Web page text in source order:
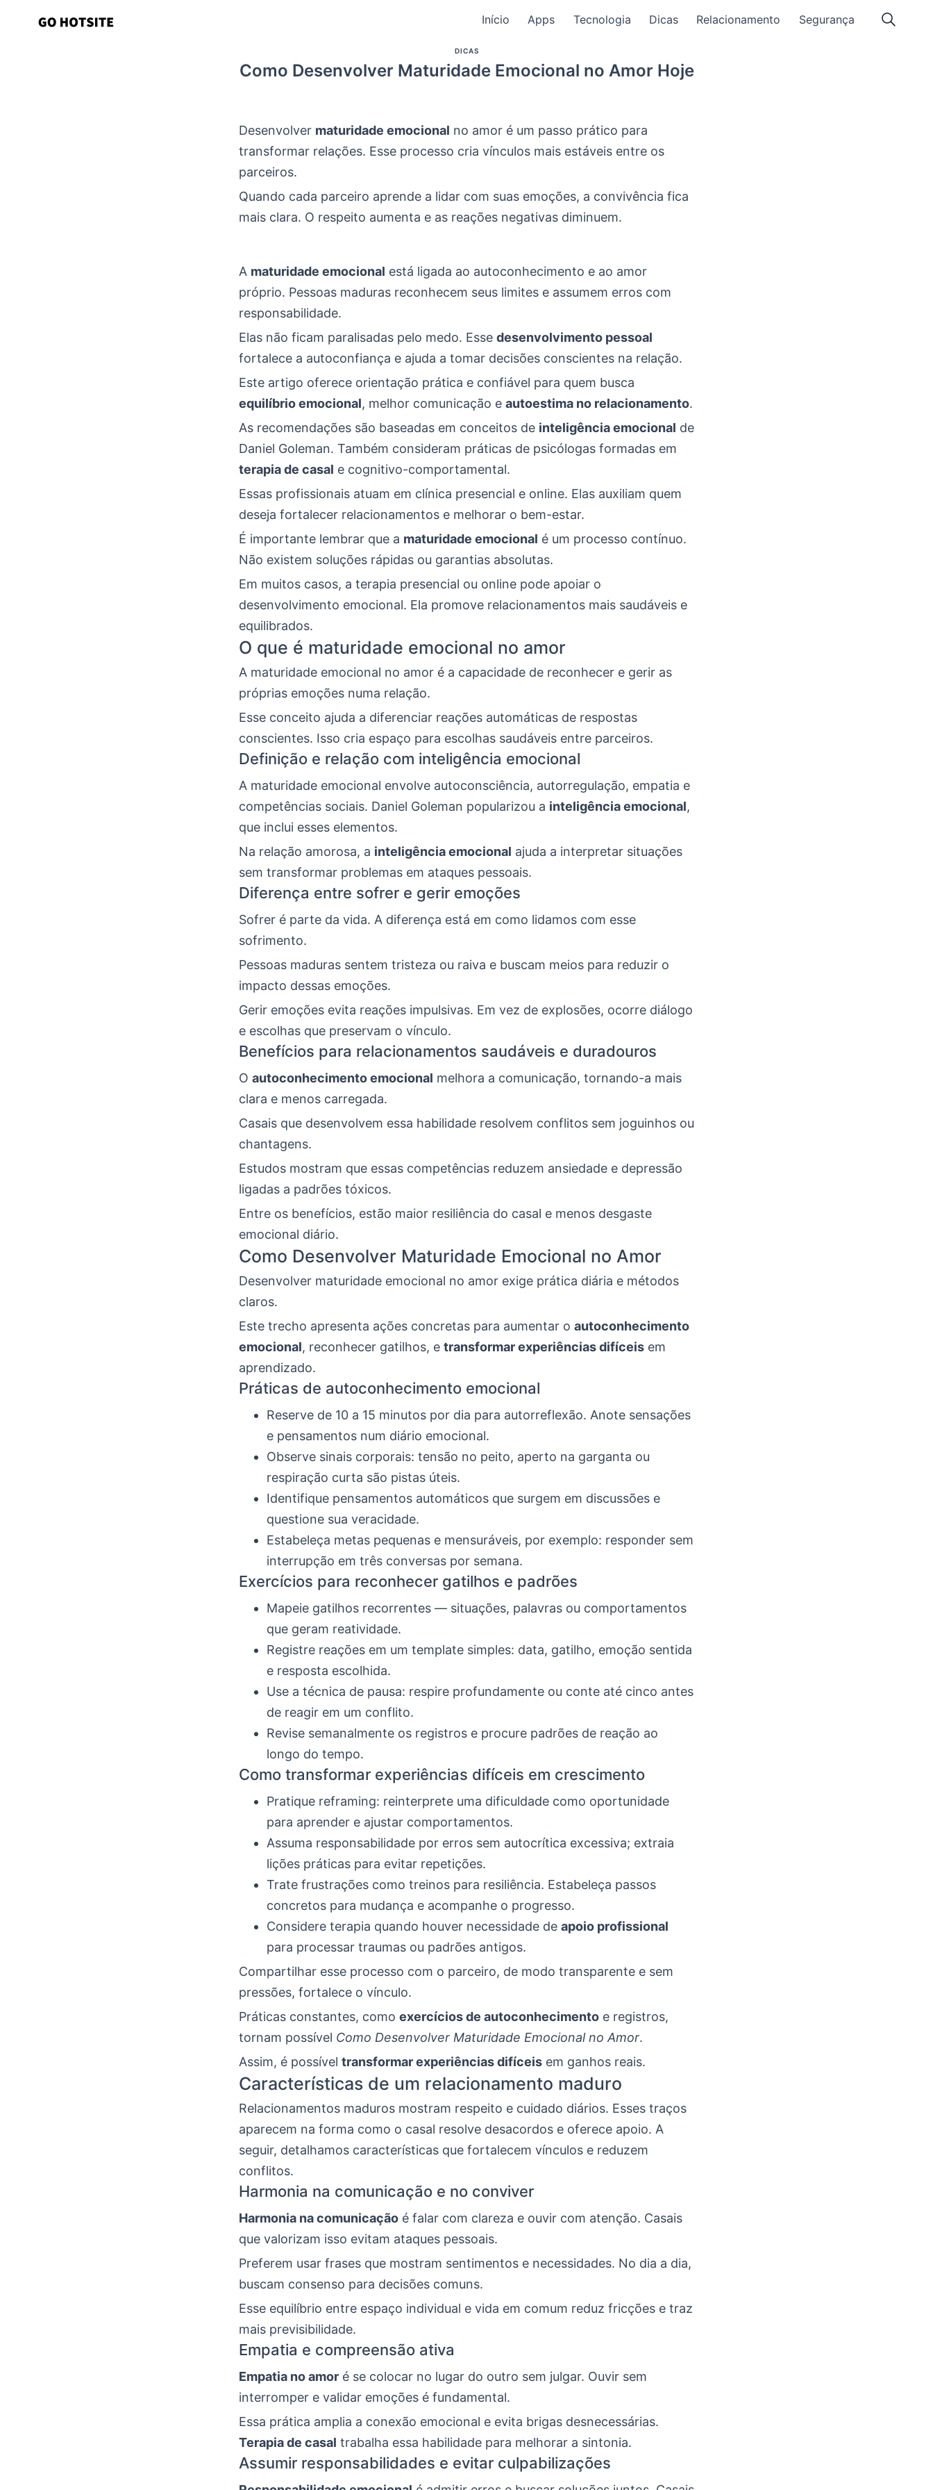
Início Apps Tecnologia Dicas Relacionamento Segurança
DICAS
Como Desenvolver Maturidade Emocional no Amor Hoje
Desenvolver maturidade emocional no amor é um passo prático para
transformar relações. Esse processo cria vínculos mais estáveis entre os
parceiros.
Quando cada parceiro aprende a lidar com suas emoções, a convivência fica
mais clara. O respeito aumenta e as reações negativas diminuem.
A maturidade emocional está ligada ao autoconhecimento e ao amor
próprio. Pessoas maduras reconhecem seus limites e assumem erros com
responsabilidade.
Elas não ficam paralisadas pelo medo. Esse desenvolvimento pessoal
fortalece a autoconfiança e ajuda a tomar decisões conscientes na relação.
Este artigo oferece orientação prática e confiável para quem busca
equilíbrio emocional, melhor comunicação e autoestima no relacionamento.
As recomendações são baseadas em conceitos de inteligência emocional de
Daniel Goleman. Também consideram práticas de psicólogas formadas em
terapia de casal e cognitivo-comportamental.
Essas profissionais atuam em clínica presencial e online. Elas auxiliam quem
deseja fortalecer relacionamentos e melhorar o bem-estar.
É importante lembrar que a maturidade emocional é um processo contínuo.
Não existem soluções rápidas ou garantias absolutas.
Em muitos casos, a terapia presencial ou online pode apoiar o
desenvolvimento emocional. Ela promove relacionamentos mais saudáveis e
equilibrados.
O que é maturidade emocional no amor
A maturidade emocional no amor é a capacidade de reconhecer e gerir as
próprias emoções numa relação.
Esse conceito ajuda a diferenciar reações automáticas de respostas
conscientes. Isso cria espaço para escolhas saudáveis entre parceiros.
Definição e relação com inteligência emocional
A maturidade emocional envolve autoconsciência, autorregulação, empatia e
competências sociais. Daniel Goleman popularizou a inteligência emocional,
que inclui esses elementos.
Na relação amorosa, a inteligência emocional ajuda a interpretar situações
sem transformar problemas em ataques pessoais.
Diferença entre sofrer e gerir emoções
Sofrer é parte da vida. A diferença está em como lidamos com esse
sofrimento.
Pessoas maduras sentem tristeza ou raiva e buscam meios para reduzir o
impacto dessas emoções.
Gerir emoções evita reações impulsivas. Em vez de explosões, ocorre diálogo
e escolhas que preservam o vínculo.
Benefícios para relacionamentos saudáveis e duradouros
O autoconhecimento emocional melhora a comunicação, tornando-a mais
clara e menos carregada.
Casais que desenvolvem essa habilidade resolvem conflitos sem joguinhos ou
chantagens.
Estudos mostram que essas competências reduzem ansiedade e depressão
ligadas a padrões tóxicos.
Entre os benefícios, estão maior resiliência do casal e menos desgaste
emocional diário.
Como Desenvolver Maturidade Emocional no Amor
Desenvolver maturidade emocional no amor exige prática diária e métodos
claros.
Este trecho apresenta ações concretas para aumentar o autoconhecimento
emocional, reconhecer gatilhos, e transformar experiências difíceis em
aprendizado.
Práticas de autoconhecimento emocional
Reserve de 10 a 15 minutos por dia para autorreflexão. Anote sensações
e pensamentos num diário emocional.
Observe sinais corporais: tensão no peito, aperto na garganta ou
respiração curta são pistas úteis.
Identifique pensamentos automáticos que surgem em discussões e
questione sua veracidade.
Estabeleça metas pequenas e mensuráveis, por exemplo: responder sem
interrupção em três conversas por semana.
Exercícios para reconhecer gatilhos e padrões
Mapeie gatilhos recorrentes — situações, palavras ou comportamentos
que geram reatividade.
Registre reações em um template simples: data, gatilho, emoção sentida
e resposta escolhida.
Use a técnica de pausa: respire profundamente ou conte até cinco antes
de reagir em um conflito.
Revise semanalmente os registros e procure padrões de reação ao
longo do tempo.
Como transformar experiências difíceis em crescimento
Pratique reframing: reinterprete uma dificuldade como oportunidade
para aprender e ajustar comportamentos.
Assuma responsabilidade por erros sem autocrítica excessiva; extraia
lições práticas para evitar repetições.
Trate frustrações como treinos para resiliência. Estabeleça passos
concretos para mudança e acompanhe o progresso.
Considere terapia quando houver necessidade de apoio profissional
para processar traumas ou padrões antigos.
Compartilhar esse processo com o parceiro, de modo transparente e sem
pressões, fortalece o vínculo.
Práticas constantes, como exercícios de autoconhecimento e registros,
tornam possível Como Desenvolver Maturidade Emocional no Amor.
Assim, é possível transformar experiências difíceis em ganhos reais.
Características de um relacionamento maduro
Relacionamentos maduros mostram respeito e cuidado diários. Esses traços
aparecem na forma como o casal resolve desacordos e oferece apoio. A
seguir, detalhamos características que fortalecem vínculos e reduzem
conflitos.
Harmonia na comunicação e no conviver
Harmonia na comunicação é falar com clareza e ouvir com atenção. Casais
que valorizam isso evitam ataques pessoais.
Preferem usar frases que mostram sentimentos e necessidades. No dia a dia,
buscam consenso para decisões comuns.
Esse equilíbrio entre espaço individual e vida em comum reduz fricções e traz
mais previsibilidade.
Empatia e compreensão ativa
Empatia no amor é se colocar no lugar do outro sem julgar. Ouvir sem
interromper e validar emoções é fundamental.
Essa prática amplia a conexão emocional e evita brigas desnecessárias.
Terapia de casal trabalha essa habilidade para melhorar a sintonia.
Assumir responsabilidades e evitar culpabilizações